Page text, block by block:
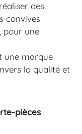
des
convives
pour une
une marque
la qualité et
pièces